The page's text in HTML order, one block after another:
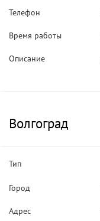
Телефон
Время работы
Описание
Волгоград
Тип
Город
Адрес